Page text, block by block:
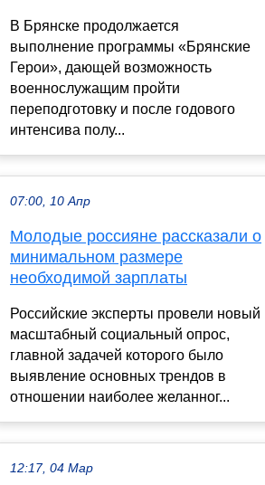
В Брянске продолжается
выполнение программы «Брянские
Герои», дающей возможность
военнослужащим пройти
переподготовку и после годового
интенсива полу...
07:00, 10 Апр
Молодые россияне рассказали о
минимальном размере
необходимой зарплаты
Российские эксперты провели новый
масштабный социальный опрос,
главной задачей которого было
выявление основных трендов в
отношении наиболее желанног...
12:17, 04 Мар